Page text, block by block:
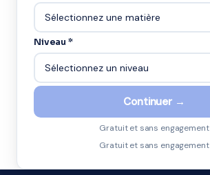
Niveau *
Continuer →
Gratuit et sans engagement
Gratuit et sans engagement